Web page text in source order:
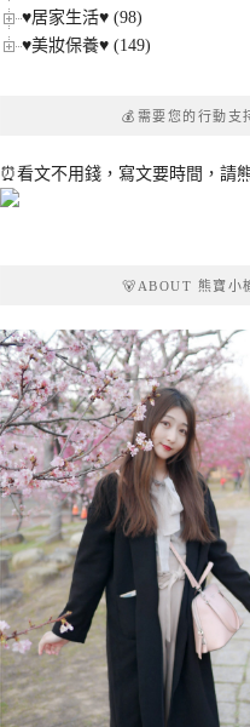
♥居家生活♥ (98)
♥美妝保養♥ (149)
💰需要您的行動支
⏰看文不用錢，寫文要時間，請
🐻ABOUT 熊寶小